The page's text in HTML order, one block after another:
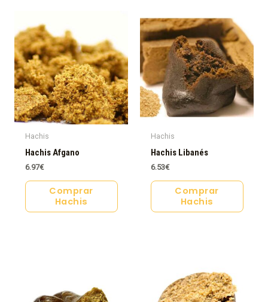
Hachis
Hachis Afgano
6.97€
Comprar
Hachis
Hachis
Hachis Libanés
6.53€
Comprar
Hachis